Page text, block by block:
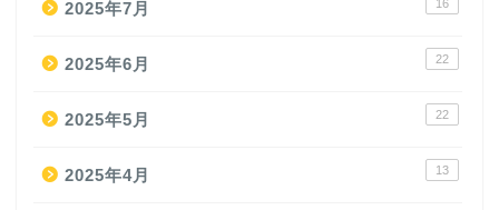
2025年7月 16
2025年6月 22
2025年5月 22
2025年4月 13